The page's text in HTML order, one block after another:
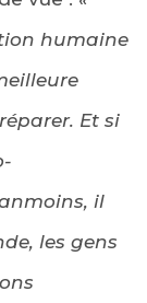
humaine
Et si
il
les gens